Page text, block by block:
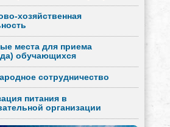
хозяйственная
места для приема
обучающихся
сотрудничество
питания в
организации